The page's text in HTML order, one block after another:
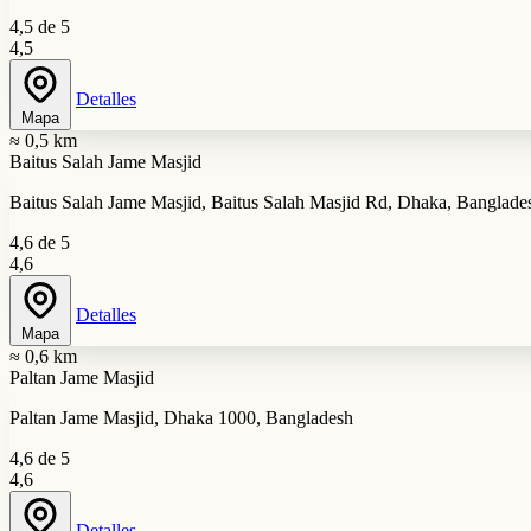
4,5 de 5
4,5
Mapa
Detalles
≈ 0,5 km
Baitus Salah Jame Masjid
Baitus Salah Jame Masjid, Baitus Salah Masjid Rd, Dhaka,
4,6 de 5
4,6
Mapa
Detalles
≈ 0,6 km
Paltan Jame Masjid
Paltan Jame Masjid, Dhaka 1000, Bangladesh
4,6 de 5
4,6